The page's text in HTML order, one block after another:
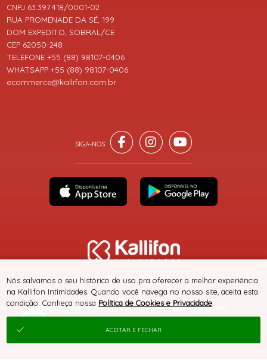
SITE 100% SEGURO PLATAFORMA B2B
CNPJ 63.397.418/0001-02
RUA PROMENADE DA SÉ, 199
DOM EXPEDITO, SOBRAL/CE
CEP 62050-248
TELEFONE +55 (88) 98107-0406
WHATSAPP +55 (88) 98107-0406
ecommerce@kallifon.com.br
® TODOS DIREITOS RESERVADOS
Nós salvamos o seu histórico de uso pra oferecer a melhor experiência
na Kallifon Intimidades. Quando você navega no nosso site, aceita esta
condição. Conheça nossa Política de Cookies e Privacidade
ACEITAR E FECHAR